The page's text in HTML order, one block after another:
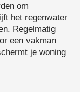
om
het regenwater
Regelmatig
een vakman
je woning